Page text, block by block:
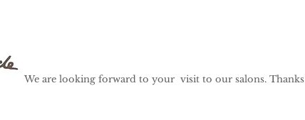
We are looking forward to your visit to our salons. Thanks